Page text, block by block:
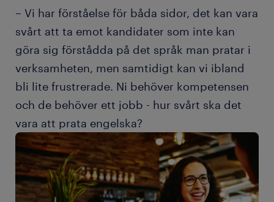
– Vi har förståelse för båda sidor, det kan vara
svårt att ta emot kandidater som inte kan
göra sig förstådda på det språk man pratar i
verksamheten, men samtidigt kan vi ibland
bli lite frustrerade. Ni behöver kompetensen
och de behöver ett jobb - hur svårt ska det
vara att prata engelska?